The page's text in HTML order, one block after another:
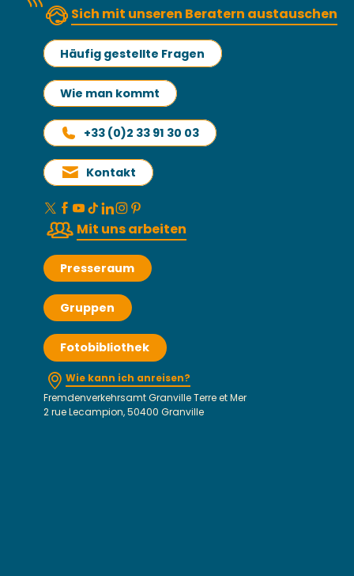
Sich mit unseren Beratern austauschen
Häufig gestellte Fragen
Wie man kommt
+33 (0)2 33 91 30 03
Kontakt
Mit uns arbeiten
Presseraum
Gruppen
Fotobibliothek
Wie kann ich anreisen?
Fremdenverkehrsamt Granville Terre et Mer
2 rue Lecampion, 50400 Granville